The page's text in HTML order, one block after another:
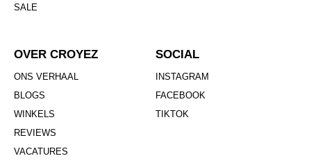
SALE
OVER CROYEZ
ONS VERHAAL
BLOGS
WINKELS
REVIEWS
VACATURES
SOCIAL
INSTAGRAM
FACEBOOK
TIKTOK